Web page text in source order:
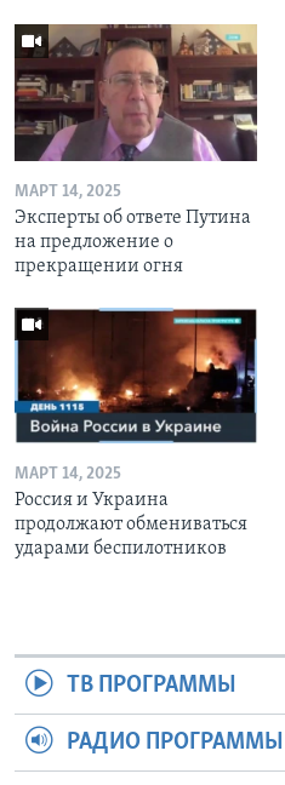
МАРТ 14, 2025
Эксперты об ответе Путина
на предложение о
прекращении огня
МАРТ 14, 2025
Россия и Украина
продолжают обмениваться
ударами беспилотников
ТВ ПРОГРАММЫ
РАДИО ПРОГРАММЫ